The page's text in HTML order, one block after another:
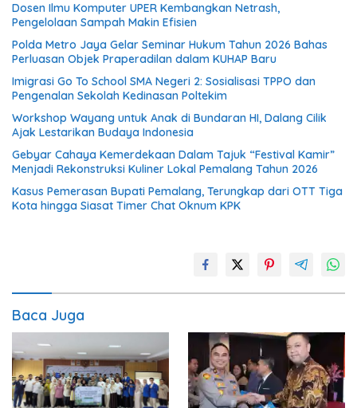
Dosen Ilmu Komputer UPER Kembangkan Netrash,
Pengelolaan Sampah Makin Efisien
Polda Metro Jaya Gelar Seminar Hukum Tahun 2026 Bahas
Perluasan Objek Praperadilan dalam KUHAP Baru
Imigrasi Go To School SMA Negeri 2: Sosialisasi TPPO dan
Pengenalan Sekolah Kedinasan Poltekim
Workshop Wayang untuk Anak di Bundaran HI, Dalang Cilik
Ajak Lestarikan Budaya Indonesia
Gebyar Cahaya Kemerdekaan Dalam Tajuk “Festival Kamir”
Menjadi Rekonstruksi Kuliner Lokal Pemalang Tahun 2026
Kasus Pemerasan Bupati Pemalang, Terungkap dari OTT Tiga
Kota hingga Siasat Timer Chat Oknum KPK
Baca Juga